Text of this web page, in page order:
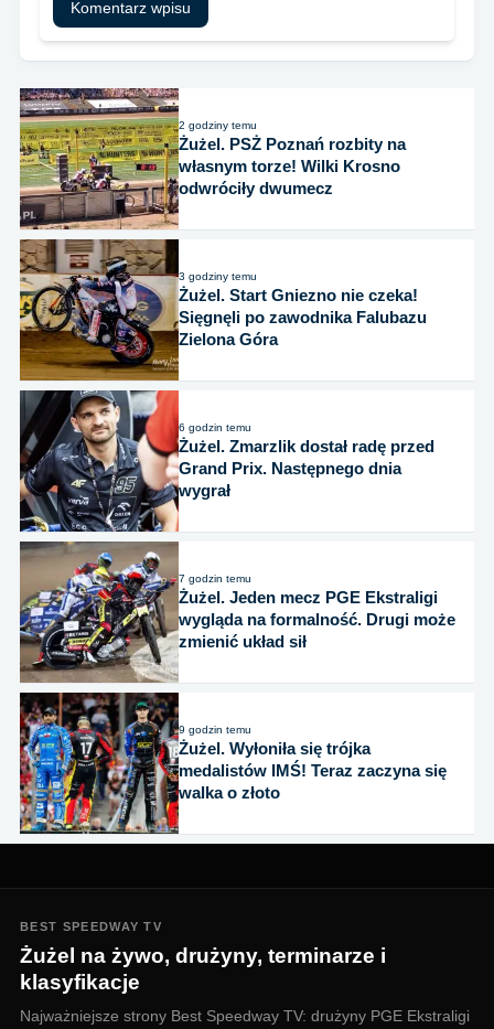
2 godziny temu
Żużel. PSŻ Poznań rozbity na
własnym torze! Wilki Krosno
odwróciły dwumecz
3 godziny temu
Żużel. Start Gniezno nie czeka!
Sięgnęli po zawodnika Falubazu
Zielona Góra
6 godzin temu
Żużel. Zmarzlik dostał radę przed
Grand Prix. Następnego dnia
wygrał
7 godzin temu
Żużel. Jeden mecz PGE Ekstraligi
wygląda na formalność. Drugi może
zmienić układ sił
9 godzin temu
Żużel. Wyłoniła się trójka
medalistów IMŚ! Teraz zaczyna się
walka o złoto
BEST SPEEDWAY TV
Żużel na żywo, drużyny, terminarze i
klasyfikacje
Najważniejsze strony Best Speedway TV: drużyny PGE Ekstraligi